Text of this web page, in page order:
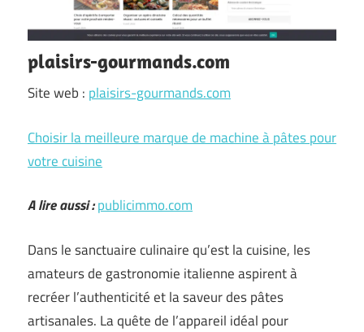
plaisirs-gourmands.com
Site web : plaisirs-gourmands.com
Choisir la meilleure marque de machine à pâtes pour
votre cuisine
A lire aussi :publicimmo.com
Dans le sanctuaire culinaire qu’est la cuisine, les
amateurs de gastronomie italienne aspirent à
recréer l’authenticité et la saveur des pâtes
artisanales. La quête de l’appareil idéal pour